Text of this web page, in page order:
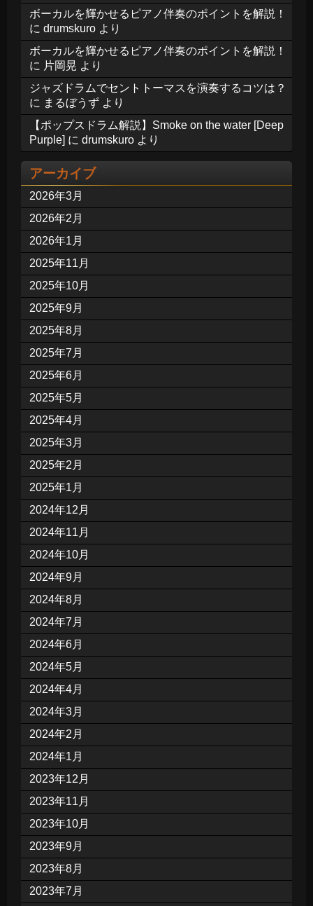
ボーカルを輝かせるピアノ伴奏のポイントを解説！
に drumskuro より
ボーカルを輝かせるピアノ伴奏のポイントを解説！
に 片岡晃 より
ジャズドラムでセントトーマスを演奏するコツは？
に まるぼうず より
【ポップスドラム解説】Smoke on the water [Deep
Purple] に drumskuro より
アーカイブ
2026年3月
2026年2月
2026年1月
2025年11月
2025年10月
2025年9月
2025年8月
2025年7月
2025年6月
2025年5月
2025年4月
2025年3月
2025年2月
2025年1月
2024年12月
2024年11月
2024年10月
2024年9月
2024年8月
2024年7月
2024年6月
2024年5月
2024年4月
2024年3月
2024年2月
2024年1月
2023年12月
2023年11月
2023年10月
2023年9月
2023年8月
2023年7月